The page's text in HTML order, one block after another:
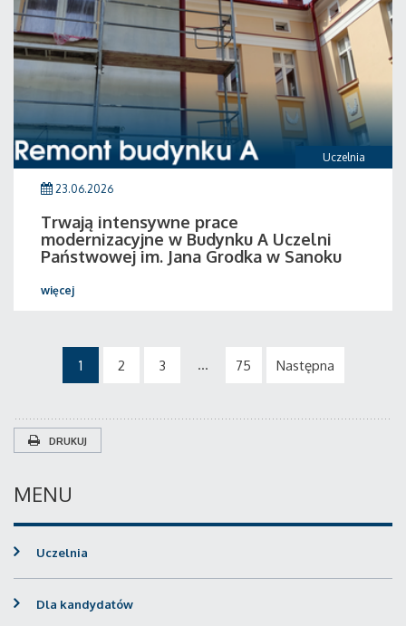
Uczelnia
23.06.2026
Trwają intensywne prace
modernizacyjne w Budynku A Uczelni
Państwowej im. Jana Grodka w Sanoku
więcej
1 2 3 ... 75 Następna
DRUKUJ
MENU
Uczelnia
Dla kandydatów